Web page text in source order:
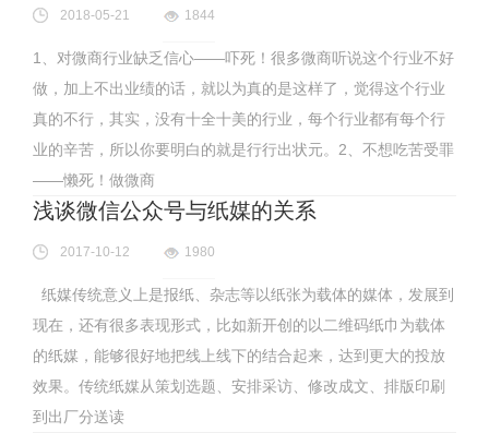
2018-05-21 1844
1、对微商行业缺乏信心——吓死！很多微商听说这个行业不好
做，加上不出业绩的话，就以为真的是这样了，觉得这个行业
真的不行，其实，没有十全十美的行业，每个行业都有每个行
业的辛苦，所以你要明白的就是行行出状元。2、不想吃苦受罪
——懒死！做微商
浅谈微信公众号与纸媒的关系
2017-10-12 1980
纸媒传统意义上是报纸、杂志等以纸张为载体的媒体，发展到
现在，还有很多表现形式，比如新开创的以二维码纸巾为载体
的纸媒，能够很好地把线上线下的结合起来，达到更大的投放
效果。传统纸媒从策划选题、安排采访、修改成文、排版印刷
到出厂分送读